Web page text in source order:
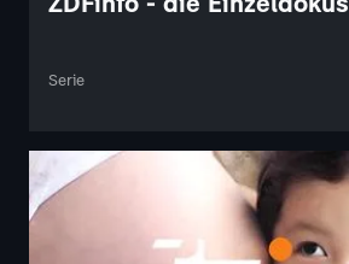
Serie